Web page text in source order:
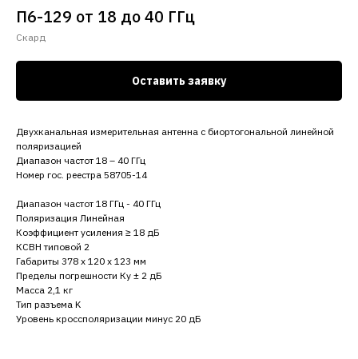
П6-129 от 18 до 40 ГГц
Скард
Оставить заявку
Двухканальная измерительная антенна с биортогональной линейной
поляризацией
Диапазон частот 18 – 40 ГГц
Номер гос. реестра 58705-14
Диапазон частот 18 ГГц - 40 ГГц
Поляризация Линейная
Коэффициент усиления ≥ 18 дБ
КСВН типовой 2
Габариты 378 х 120 х 123 мм
Пределы погрешности Ку ± 2 дБ
Масса 2,1 кг
Тип разъема K
Уровень кроссполяризации минус 20 дБ